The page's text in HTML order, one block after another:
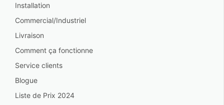
Installation
Commercial/Industriel
Livraison
Comment ça fonctionne
Service clients
Blogue
Liste de Prix 2024